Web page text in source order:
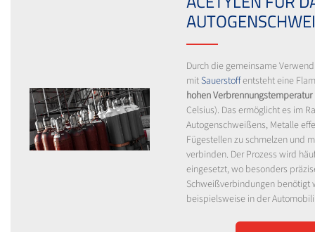
Durch die gemeinsame
mitSauerstoffentsteht eine
hohen Verbrennungstemperatur
Celsius). Das ermöglicht es im
Autogenschweißens, Metalle
Fügestellen zu schmelzen und
verbinden. Der Prozess wird
eingesetzt, wo besonders
Schweißverbindungen benötigt
beispielsweise in der